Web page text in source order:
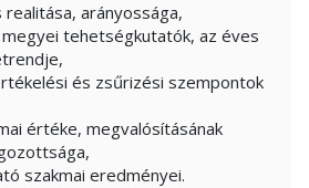
arányossága,
tehetségkutatók, az éves
és zsűrizési szempontok
értéke, megvalósításának
szakmai eredményei.